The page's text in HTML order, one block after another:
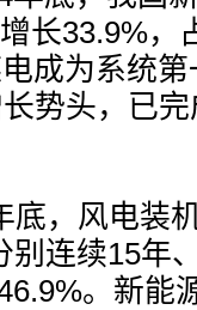
长33.9%
成为系统
势头，已
底，风电装
别连续15年
。新能